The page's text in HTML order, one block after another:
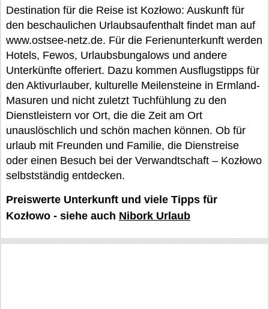
Destination für die Reise ist Kozłowo: Auskunft für
den beschaulichen Urlaubsaufenthalt findet man auf
www.ostsee-netz.de. Für die Ferienunterkunft werden
Hotels, Fewos, Urlaubsbungalows und andere
Unterkünfte offeriert. Dazu kommen Ausflugstipps für
den Aktivurlauber, kulturelle Meilensteine in Ermland-
Masuren und nicht zuletzt Tuchfühlung zu den
Dienstleistern vor Ort, die die Zeit am Ort
unauslöschlich und schön machen können. Ob für
urlaub mit Freunden und Familie, die Dienstreise
oder einen Besuch bei der Verwandtschaft – Kozłowo
selbstständig entdecken.
Preiswerte Unterkunft und viele Tipps für
Kozłowo - siehe auch Nibork Urlaub